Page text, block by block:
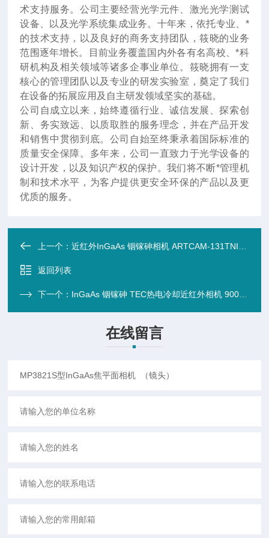
术支持服务。公司主要经营光学元件、激光光学测试
设备、以及光学系统集成业务。十年来 ，依托专业、*
的技术支持，以及良好的商务支持团队，筱晓的业务
范围逐年增长。目前业务覆盖国内外各有名高校、*科
研机构及相关领域等诸多企事业单位。筱晓拥有一支
核心的管理团队以及专业的研发实验室，奠定了我们
在设备的拓展应用及自主研发领域坚实的基础。
公司自成立以来，始终遵循行业、诚信发展、探索创
新、务实致远、以质取胜的服务理念，并在产品开发
和销售中贯彻到底。公司自始至终秉承着国际标准的
质量安全保障。多年来，公司一直致力于光学设备的
设计开发，以及知识产权的保护。我们将不断*管理机
制和技术水平，为客户提供更安全环保的产品以及更
优质的服务。
上一个：近红外InGaAs 铟镓砷相机 ARTCAM-131TNIR 900~1700nm（机器视觉）
返回列表
下一个： InGaAs 铟镓砷 TEC热电冷却近红外相机 900-1700nm（机器视觉）
在线留言